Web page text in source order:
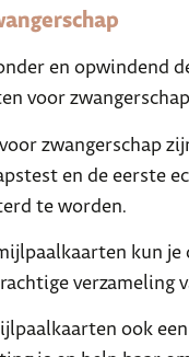
en opwindend
voor
zwangerschap
en de eerste
te worden.
kun
verzameling
ook